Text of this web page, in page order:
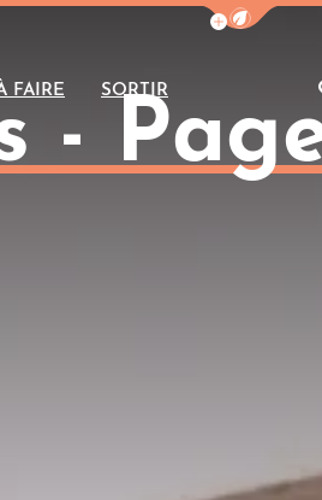
Afficher
FAIRE SORTIR
-